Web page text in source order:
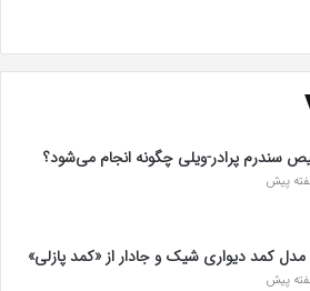
سندرم پرادر-ویلی چگونه انجام می‌شود؟
کمد دیواری شیک و جادار از «کمد پازلی»